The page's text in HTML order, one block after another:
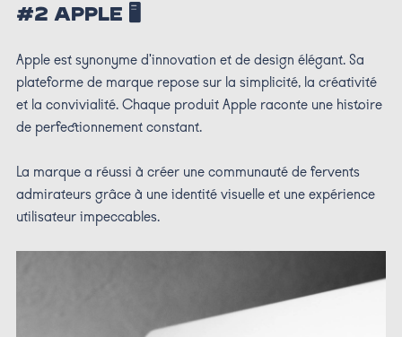
#2 APPLE 🖥️
Apple est synonyme d'innovation et de design élégant. Sa
plateforme de marque repose sur la simplicité, la créativité
et la convivialité. Chaque produit Apple raconte une histoire
de perfectionnement constant.
La marque a réussi à créer une communauté de fervents
admirateurs grâce à une identité visuelle et une expérience
utilisateur impeccables.